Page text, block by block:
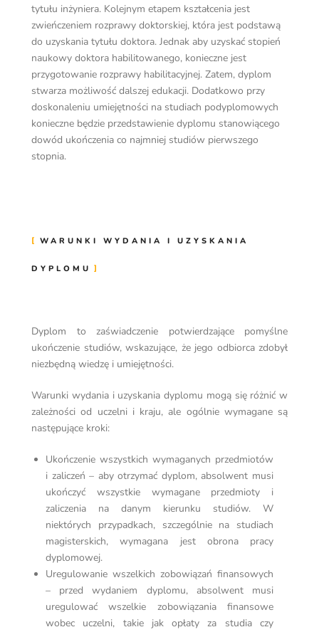
tytułu inżyniera. Kolejnym etapem kształcenia jest
zwieńczeniem rozprawy doktorskiej, która jest podstawą
do uzyskania tytułu doktora. Jednak aby uzyskać stopień
naukowy doktora habilitowanego, konieczne jest
przygotowanie rozprawy habilitacyjnej. Zatem, dyplom
stwarza możliwość dalszej edukacji. Dodatkowo przy
doskonaleniu umiejętności na studiach podyplomowych
konieczne będzie przedstawienie dyplomu stanowiącego
dowód ukończenia co najmniej studiów pierwszego
stopnia.
WARUNKI WYDANIA I UZYSKANIA
DYPLOMU
Dyplom to zaświadczenie potwierdzające pomyślne
ukończenie studiów, wskazujące, że jego odbiorca zdobył
niezbędną wiedzę i umiejętności.
Warunki wydania i uzyskania dyplomu mogą się różnić w
zależności od uczelni i kraju, ale ogólnie wymagane są
następujące kroki:
Ukończenie wszystkich wymaganych przedmiotów
i zaliczeń – aby otrzymać dyplom, absolwent musi
ukończyć wszystkie wymagane przedmioty i
zaliczenia na danym kierunku studiów. W
niektórych przypadkach, szczególnie na studiach
magisterskich, wymagana jest obrona pracy
dyplomowej.
Uregulowanie wszelkich zobowiązań finansowych
– przed wydaniem dyplomu, absolwent musi
uregulować wszelkie zobowiązania finansowe
wobec uczelni, takie jak opłaty za studia czy